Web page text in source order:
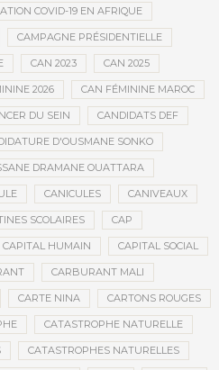
COVID-19 EN AFRIQUE
CAMPAGNE PRÉSIDENTIELLE
CAN 2023 CAN 2025
2026 CAN FÉMININE MAROC
DU SEIN CANDIDATS DEF
D'OUSMANE SONKO
DRAMANE OUATTARA
CANICULES CANIVEAUX
SCOLAIRES CAP
CAPITAL HUMAIN CAPITAL SOCIAL
CARBURANT MALI
CARTE NINA CARTONS ROUGES
CATASTROPHE NATURELLE
CATASTROPHES NATURELLES